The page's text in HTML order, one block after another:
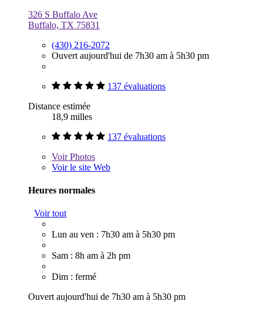
326 S Buffalo Ave
Buffalo, TX 75831
(430) 216-2072
Ouvert aujourd'hui de 7h30 am à 5h30 pm
137 évaluations
Distance estimée
18,9 milles
137 évaluations
VoirPhotos
Voir le site Web
Heures normales
Voir tout
Lun au ven : 7h30 am à 5h30 pm
Sam : 8h am à 2h pm
Dim : fermé
Ouvert aujourd'hui de 7h30 am à 5h30 pm